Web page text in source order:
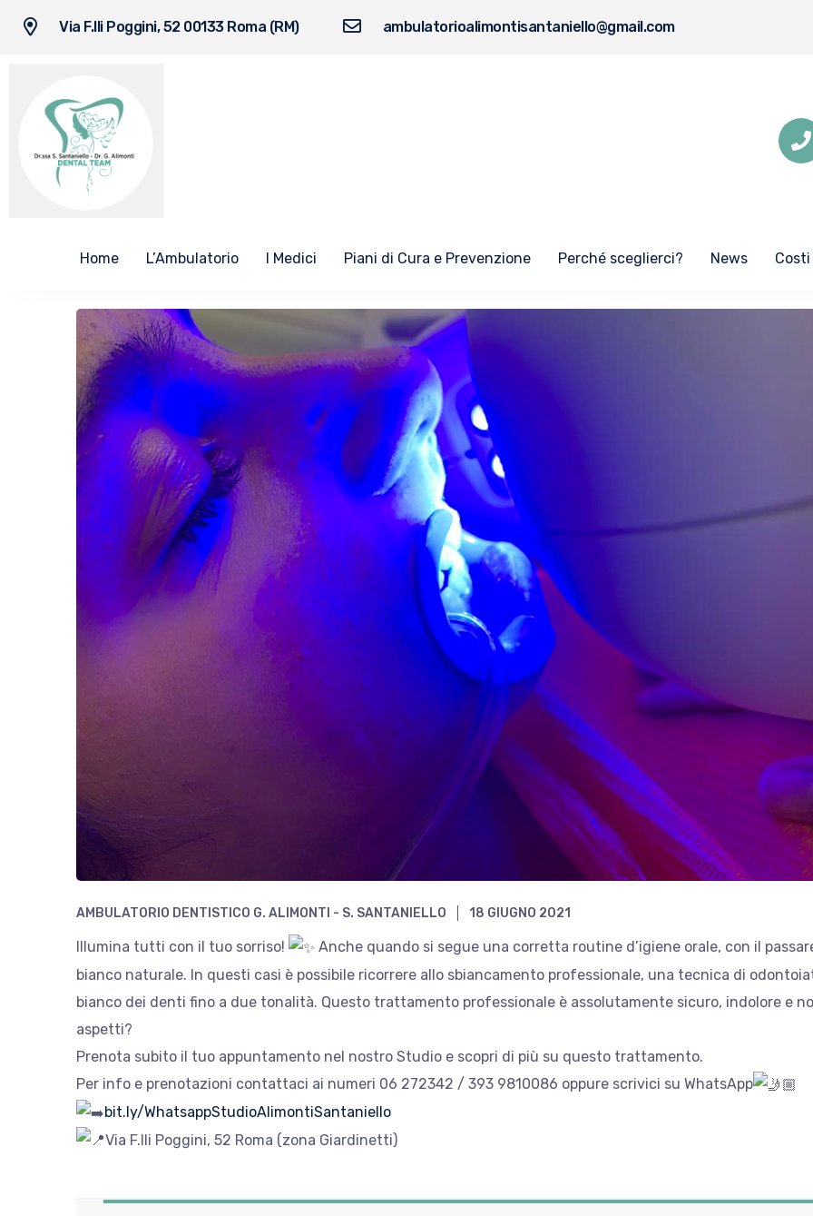
Via F.lli Poggini, 52 00133 Roma (RM) ambulatorioalimontisantaniello@gmail.com
Home L’Ambulatorio I Medici Piani di Cura e Prevenzione Perché sceglierci? News Costi
AMBULATORIO DENTISTICO G. ALIMONTI - S. SANTANIELLO 18 GIUGNO 2021
Illumina tutti con il tuo sorriso!
Anche quando si segue una corretta routine d’igiene orale, con il
bianco naturale. In questi casi è possibile ricorrere allo sbiancamento professionale, una tecnica di
bianco dei denti fino a due tonalità. Questo trattamento professionale è assolutamente sicuro, indolore e
aspetti?
Prenota subito il tuo appuntamento nel nostro Studio e scopri di più su questo trattamento.
Per info e prenotazioni contattaci ai numeri 06 272342 / 393 9810086 oppure scrivici su WhatsApp
bit.ly/WhatsappStudioAlimontiSantaniello
Via F.lli Poggini, 52 Roma (zona Giardinetti)